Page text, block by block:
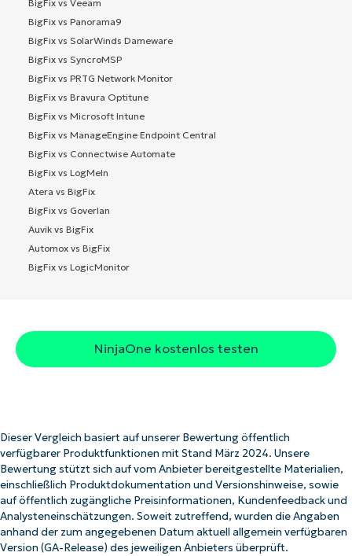
BigFix vs Veeam
BigFix vs Panorama9
BigFix vs SolarWinds Dameware
BigFix vs SyncroMSP
BigFix vs PRTG Network Monitor
BigFix vs Bravura Optitune
BigFix vs Microsoft Intune
BigFix vs ManageEngine Endpoint Central
BigFix vs Connectwise Automate
BigFix vs LogMeIn
Atera vs BigFix
BigFix vs Goverlan
Auvik vs BigFix
Automox vs BigFix
BigFix vs LogicMonitor
NinjaOne kostenlos testen
Dieser Vergleich basiert auf unserer Bewertung öffentlich
verfügbarer Produktfunktionen mit Stand März 2024. Unsere
Bewertung stützt sich auf vom Anbieter bereitgestellte Materialien,
einschließlich Produktdokumentation und Versionshinweise, sowie
auf öffentlich zugängliche Preisinformationen, Kundenfeedback und
Analysteneinschätzungen. Soweit zutreffend, wurden die Angaben
anhand der zum angegebenen Datum aktuell allgemein verfügbaren
Version (GA-Release) des jeweiligen Anbieters überprüft.